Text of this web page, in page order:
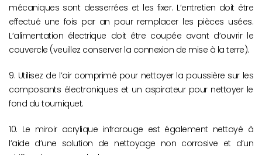
mécaniques sont desserrées et les fixer. L’entretien doit être
effectué une fois par an pour remplacer les pièces usées.
L’alimentation électrique doit être coupée avant d’ouvrir le
couvercle (veuillez conserver la connexion de mise à la terre).
9. Utilisez de l’air comprimé pour nettoyer la poussière sur les
composants électroniques et un aspirateur pour nettoyer le
fond du tourniquet.
10. Le miroir acrylique infrarouge est également nettoyé à
l’aide d’une solution de nettoyage non corrosive et d’un